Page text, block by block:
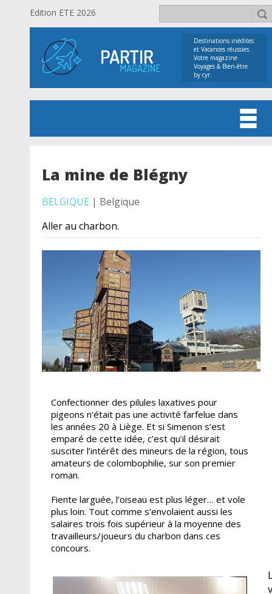
Edition ETE 2026
Destinations inédites
et Vacances réussies.
Votre magazine
Voyages & Bien-être
by cyr.
La mine de Blégny
BELGIQUE | Belgique
Aller au charbon.
Confectionner des pilules laxatives pour
pigeons n’était pas une activité farfelue dans
les années 20 à Liège. Et si Simenon s’est
emparé de cette idée, c’est qu’il désirait
susciter l’intérêt des mineurs de la région, tous
amateurs de colombophilie, sur son premier
roman.
Fiente larguée, l’oiseau est plus léger… et vole
plus loin. Tout comme s’envolaient aussi les
salaires trois fois supérieur à la moyenne des
travailleurs/joueurs du charbon dans ces
concours.